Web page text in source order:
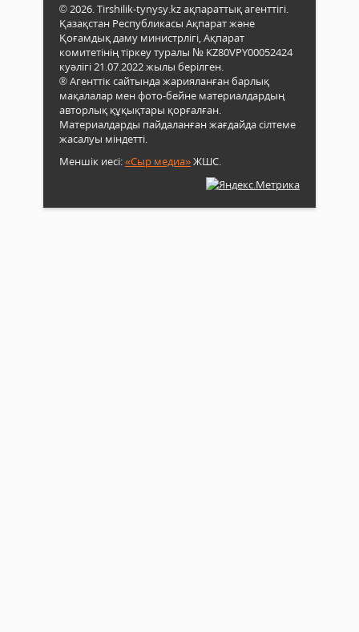
© 2026. Tirshilik-tynysy.kz ақпараттық агенттігі.
Қазақстан Республикасы Ақпарат және
Қоғамдық даму министрлігі, Ақпарат
комитетінің тіркеу туралы № KZ80VPY00052424
куәлігі 21.07.2022 жылы берілген.
® Агенттік сайтында жарияланған барлық
мақалалар мен фото-бейне материалдардың
авторлық құқықтары қорғалған.
Материалдарды пайдаланған жағдайда сілтеме
жасалуы міндетті.
Меншік иесі:«Сыр медиа»ЖШС.